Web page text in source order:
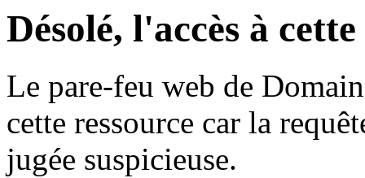
Désolé, l'accès à
Le pare-feu web de
cette ressource car la
jugée suspicieuse.